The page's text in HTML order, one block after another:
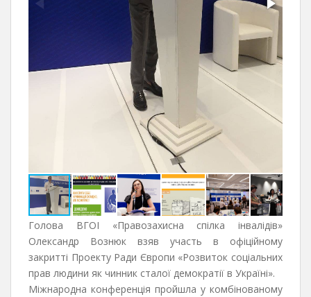
Голова ВГОІ «Правозахисна спілка інвалідів»
Олександр Вознюк взяв участь в офіційному
закритті Проекту Ради Європи «Розвиток соціальних
прав людини як чинник сталої демократії в Україні».
Міжнародна конференція пройшла у комбінованому